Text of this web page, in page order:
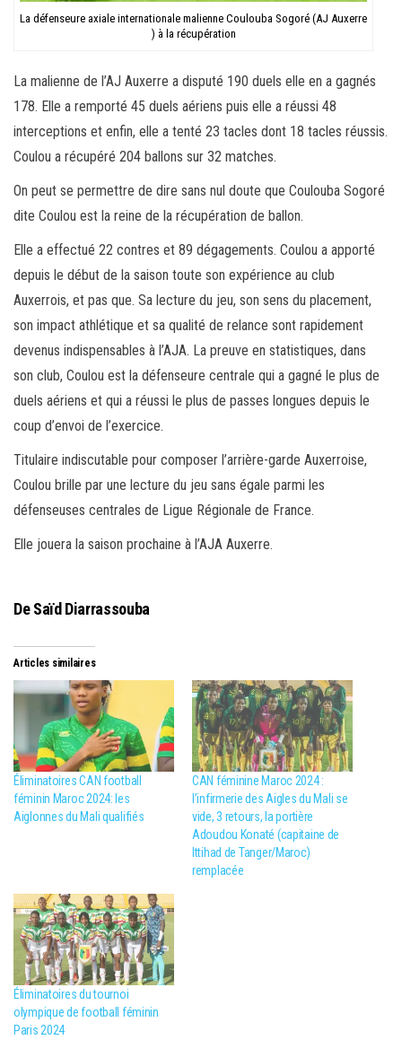
La défenseure axiale internationale malienne Coulouba Sogoré (AJ Auxerre
) à la récupération
La malienne de l’AJ Auxerre a disputé 190 duels elle en a gagnés
178. Elle a remporté 45 duels aériens puis elle a réussi 48
interceptions et enfin, elle a tenté 23 tacles dont 18 tacles réussis.
Coulou a récupéré 204 ballons sur 32 matches.
On peut se permettre de dire sans nul doute que Coulouba Sogoré
dite Coulou est la reine de la récupération de ballon.
Elle a effectué 22 contres et 89 dégagements. Coulou a apporté
depuis le début de la saison toute son expérience au club
Auxerrois, et pas que. Sa lecture du jeu, son sens du placement,
son impact athlétique et sa qualité de relance sont rapidement
devenus indispensables à l’AJA. La preuve en statistiques, dans
son club, Coulou est la défenseure centrale qui a gagné le plus de
duels aériens et qui a réussi le plus de passes longues depuis le
coup d’envoi de l’exercice.
Titulaire indiscutable pour composer l’arrière-garde Auxerroise,
Coulou brille par une lecture du jeu sans égale parmi les
défenseuses centrales de Ligue Régionale de France.
Elle jouera la saison prochaine à l’AJA Auxerre.
De Saïd Diarrassouba
Articles similaires
Éliminatoires CAN football
féminin Maroc 2024: les
Aiglonnes du Mali qualifiés
CAN féminine Maroc 2024 :
l’infirmerie des Aigles du Mali se
vide, 3 retours, la portière
Adoudou Konaté (capitaine de
Ittihad de Tanger/Maroc)
remplacée
Éliminatoires du tournoi
olympique de football féminin
Paris 2024